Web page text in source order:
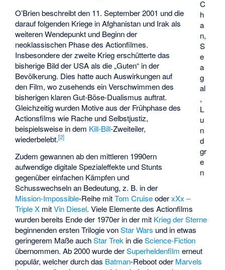
C
h
a
n,
S
e
a
g
al
,
L
u
n
d
gr
e
n
O’Brien beschreibt den 11. September 2001 und die
darauf folgenden Kriege in Afghanistan und Irak als
weiteren Wendepunkt und Beginn der
neoklassischen Phase des Actionfilmes.
Insbesondere der zweite Krieg erschütterte das
bisherige Bild der USA als die „Guten“ in der
Bevölkerung. Dies hatte auch Auswirkungen auf
den Film, wo zusehends ein Verschwimmen des
bisherigen klaren Gut-Böse-Dualismus auftrat.
Gleichzeitig wurden Motive aus der Frühphase des
Actionsfilms wie Rache und Selbstjustiz,
beispielsweise in dem Kill-Bill-Zweiteiler,
wiederbelebt.[2]
Zudem gewannen ab den mittleren 1990ern
aufwendige digitale Spezialeffekte und Stunts
gegenüber einfachen Kämpfen und
Schusswechseln an Bedeutung, z. B. in der
Mission-Impossible-Reihe mitTom CruiseoderxXx –
Triple X mitVin Diesel. Viele Elemente des Actionfilms
wurden bereits Ende der 1970er in der mit Krieg der Sterne
beginnenden ersten Trilogie vonStar Wars und in etwas
geringerem Maße auchStar Trek in dieScience-Fiction
übernommen. Ab 2000 wurde derSuperheldenfilm erneut
populär, welcher durch das Batman-Reboot oder Marvels